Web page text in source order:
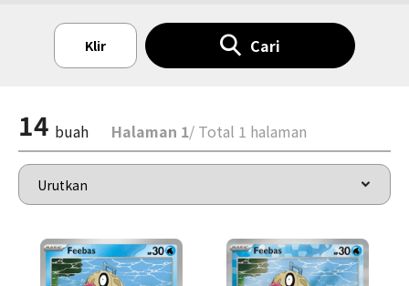
Klir Cari
14 buah Halaman 1/ Total 1 halaman